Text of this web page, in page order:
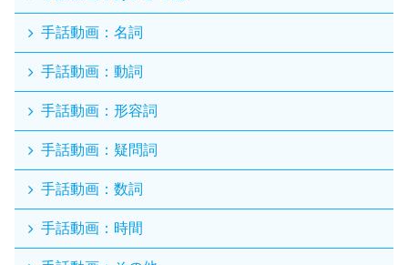
手話動画：名詞
手話動画：動詞
手話動画：形容詞
手話動画：疑問詞
手話動画：数詞
手話動画：時間